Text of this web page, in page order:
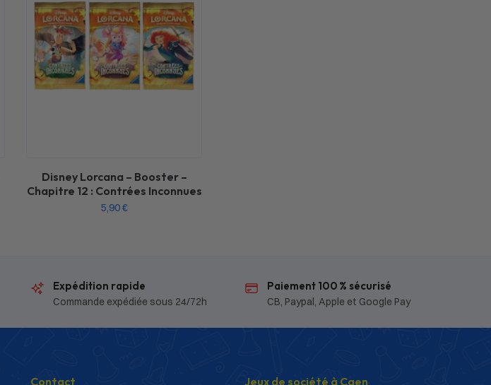
Disney Lorcana – Booster –
Chapitre 12 : Contrées Inconnues
5,90€
Expédition rapide
Commande expédiée sous 24/72h
Paiement 100 % sécurisé
CB, Paypal, Apple et Google Pay
Contact Jeux de société à Caen